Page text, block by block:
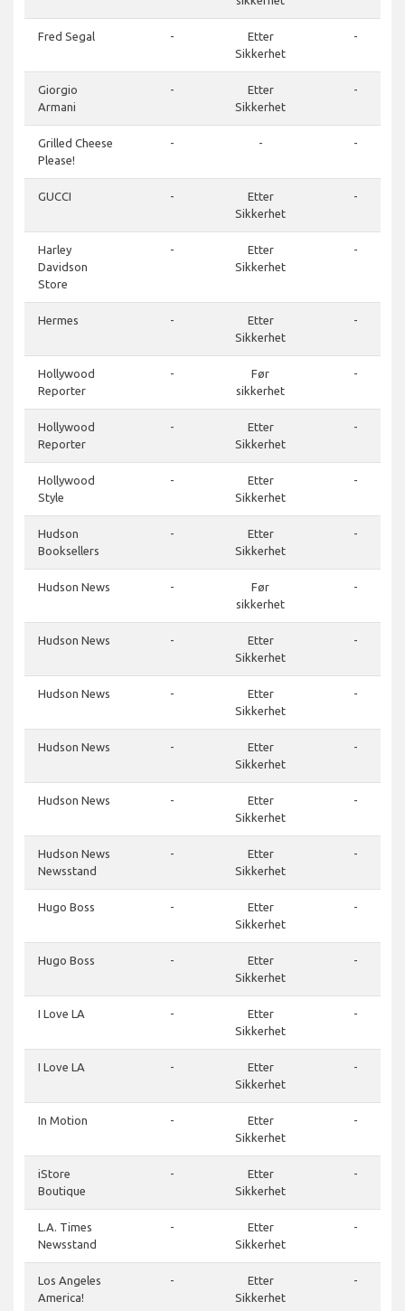
Fred Segal -
Etter
Sikkerhet
-
Giorgio
Armani
-
Etter
Sikkerhet
-
Grilled Cheese
Please!
- - -
GUCCI -
Etter
Sikkerhet
-
Harley
Davidson
Store
-
Etter
Sikkerhet
-
Hermes -
Etter
Sikkerhet
-
Hollywood
Reporter
-
Før
sikkerhet
-
Hollywood
Reporter
-
Etter
Sikkerhet
-
Hollywood
Style
-
Etter
Sikkerhet
-
Hudson
Booksellers
-
Etter
Sikkerhet
-
Hudson News -
Før
sikkerhet
-
Hudson News -
Etter
Sikkerhet
-
Hudson News -
Etter
Sikkerhet
-
Hudson News -
Etter
Sikkerhet
-
Hudson News -
Etter
Sikkerhet
-
Hudson News
Newsstand
-
Etter
Sikkerhet
-
Hugo Boss -
Etter
Sikkerhet
-
Hugo Boss -
Etter
Sikkerhet
-
I Love LA -
Etter
Sikkerhet
-
I Love LA -
Etter
Sikkerhet
-
In Motion -
Etter
Sikkerhet
-
iStore
Boutique
-
Etter
Sikkerhet
-
L.A. Times
Newsstand
-
Etter
Sikkerhet
-
Los Angeles
America!
-
Etter
Sikkerhet
-